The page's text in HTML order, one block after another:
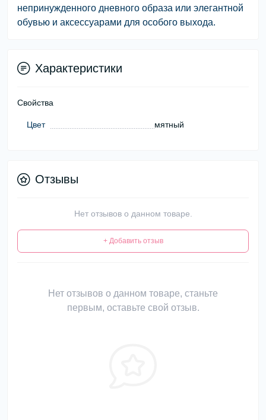
непринужденного дневного образа или элегантной
обувью и аксессуарами для особого выхода.
Характеристики
Свойства
Цвет мятный
Отзывы
Нет отзывов о данном товаре.
+ Добавить отзыв
Нет отзывов о данном товаре, станьте
первым, оставьте свой отзыв.